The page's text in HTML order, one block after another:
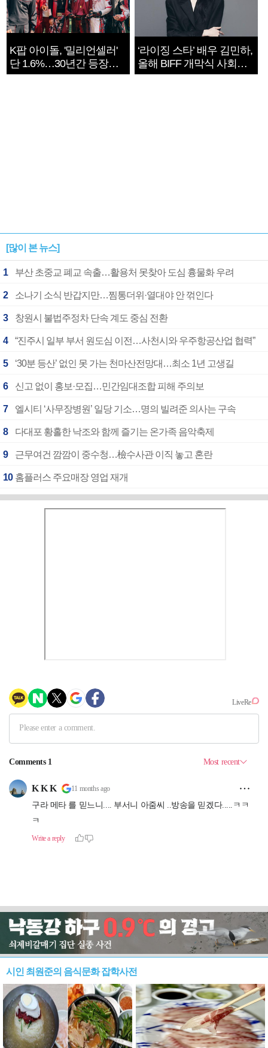
K팝 아이돌, '밀리언셀러'
단 1.6%…30년간 등장
1182개팀 전수조사
‘라이징 스타’ 배우 김민하,
올해 BIFF 개막식 사회자
확정
[많이 본 뉴스]
1 부산 초중교 폐교 속출…활용처 못찾아 도심 흉물화 우려
2 소나기 소식 반갑지만…찜통더위·열대야 안 꺾인다
3 창원시 불법주정차 단속 계도 중심 전환
4 “진주시 일부 부서 원도심 이전…사천시와 우주항공산업 협력”
5 ‘30분 등산’ 없인 못 가는 천마산전망대…최소 1년 고생길
6 신고 없이 홍보·모집…민간임대조합 피해 주의보
7 엘시티 ‘사무장병원’ 일당 기소…명의 빌려준 의사는 구속
8 다대포 황홀한 낙조와 함께 즐기는 온가족 음악축제
9 근무여건 깜깜이 중수청…檢수사관 이직 놓고 혼란
10 홈플러스 주요매장 영업 재개
시인 최원준의 음식문화 잡학사전